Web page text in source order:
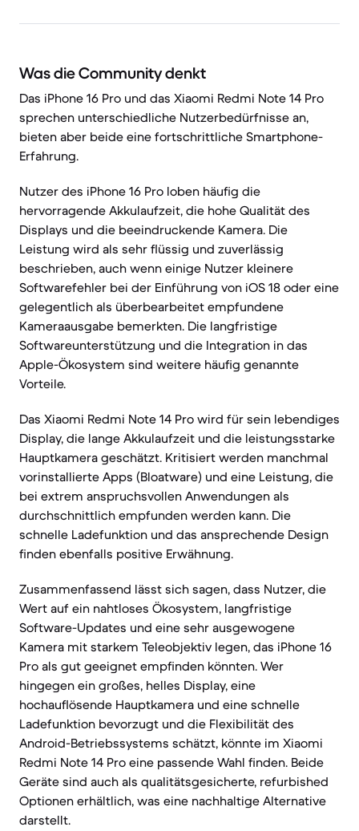
Was die Community denkt
Das iPhone 16 Pro und das Xiaomi Redmi Note 14 Pro
sprechen unterschiedliche Nutzerbedürfnisse an,
bieten aber beide eine fortschrittliche Smartphone-
Erfahrung.
Nutzer des iPhone 16 Pro loben häufig die
hervorragende Akkulaufzeit, die hohe Qualität des
Displays und die beeindruckende Kamera. Die
Leistung wird als sehr flüssig und zuverlässig
beschrieben, auch wenn einige Nutzer kleinere
Softwarefehler bei der Einführung von iOS 18 oder eine
gelegentlich als überbearbeitet empfundene
Kameraausgabe bemerkten. Die langfristige
Softwareunterstützung und die Integration in das
Apple-Ökosystem sind weitere häufig genannte
Vorteile.
Das Xiaomi Redmi Note 14 Pro wird für sein lebendiges
Display, die lange Akkulaufzeit und die leistungsstarke
Hauptkamera geschätzt. Kritisiert werden manchmal
vorinstallierte Apps (Bloatware) und eine Leistung, die
bei extrem anspruchsvollen Anwendungen als
durchschnittlich empfunden werden kann. Die
schnelle Ladefunktion und das ansprechende Design
finden ebenfalls positive Erwähnung.
Zusammenfassend lässt sich sagen, dass Nutzer, die
Wert auf ein nahtloses Ökosystem, langfristige
Software-Updates und eine sehr ausgewogene
Kamera mit starkem Teleobjektiv legen, das iPhone 16
Pro als gut geeignet empfinden könnten. Wer
hingegen ein großes, helles Display, eine
hochauflösende Hauptkamera und eine schnelle
Ladefunktion bevorzugt und die Flexibilität des
Android-Betriebssystems schätzt, könnte im Xiaomi
Redmi Note 14 Pro eine passende Wahl finden. Beide
Geräte sind auch als qualitätsgesicherte, refurbished
Optionen erhältlich, was eine nachhaltige Alternative
darstellt.